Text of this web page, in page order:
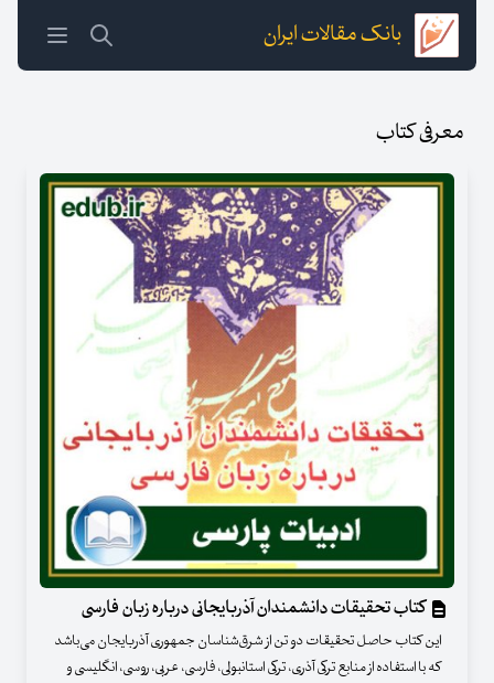
بانک مقالات ایران
معرفی کتاب
کتاب تحقیقات دانشمندان آذربایجانی درباره زبان فارسی
این کتاب حاصل تحقیقات دو تن از شرق‌شناسان جمهوری آذربایجان می‌باشد
که با استفاده از منابع ترکی آذری، ترکی استانبولی، فارسی، عربی، روسی، انگلیسی و